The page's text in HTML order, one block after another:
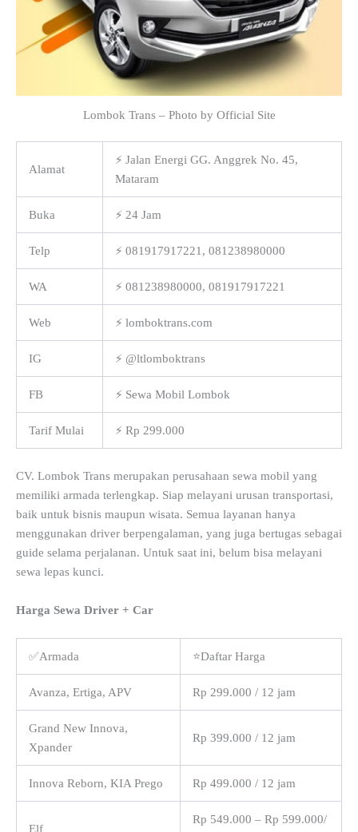
Lombok Trans – Photo by Official Site
Alamat
⚡ Jalan Energi GG. Anggrek No. 45,
Mataram
Buka ⚡ 24 Jam
Telp ⚡ 081917917221, 081238980000
WA ⚡ 081238980000, 081917917221
Web ⚡ lomboktrans.com
IG ⚡ @ltlomboktrans
FB ⚡ Sewa Mobil Lombok
Tarif Mulai ⚡ Rp 299.000
CV. Lombok Trans merupakan perusahaan sewa mobil yang
memiliki armada terlengkap. Siap melayani urusan transportasi,
baik untuk bisnis maupun wisata. Semua layanan hanya
menggunakan driver berpengalaman, yang juga bertugas sebagai
guide selama perjalanan. Untuk saat ini, belum bisa melayani
sewa lepas kunci.
Harga Sewa Driver + Car
✅Armada ⭐Daftar Harga
Avanza, Ertiga, APV Rp 299.000 / 12 jam
Grand New Innova,
Xpander
Rp 399.000 / 12 jam
Innova Reborn, KIA Prego Rp 499.000 / 12 jam
Elf
Rp 549.000 – Rp 599.000/